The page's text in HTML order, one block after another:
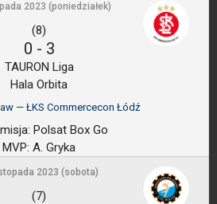
2023 (poniedziałek)
(8)
0 - 3
TAURON Liga
Hala Orbita
— ŁKS Commercecon Łódź
Polsat Box Go
MVP: A. Gryka
2023 (sobota)
(7)